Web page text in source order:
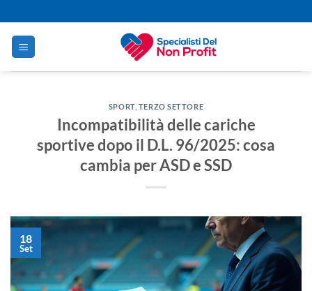
ai
contenuti
SPORT, TERZO SETTORE
Incompatibilità delle cariche
sportive dopo il D.L. 96/2025: cosa
cambia per ASD e SSD
18
Set